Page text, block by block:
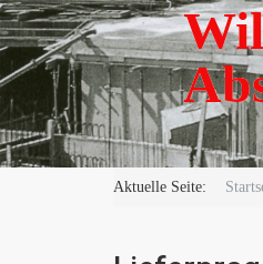
Aktuelle Seite: